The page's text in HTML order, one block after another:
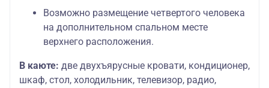
Возможно размещение четвертого человека
на дополнительном спальном месте
верхнего расположения.
В каюте: две двухъярусные кровати, кондиционер,
шкаф, стол, холодильник, телевизор, радио,